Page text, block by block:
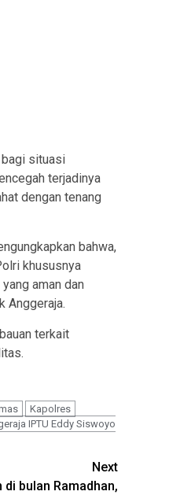
bagi situasi
terjadinya
dengan tenang
bahwa,
khususnya
aman dan
Anggeraja.
terkait
Kapolres
IPTU Eddy Siswoyo
Next
bulan Ramadhan,